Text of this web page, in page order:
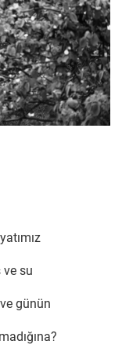
su
günün